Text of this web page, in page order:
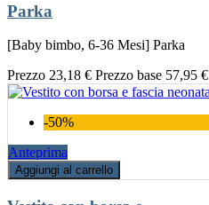
Parka
[Baby bimbo, 6-36 Mesi] Parka
Prezzo 23,18 € Prezzo base 57,95 €
-50%
Anteprima
Aggiungi al carrello